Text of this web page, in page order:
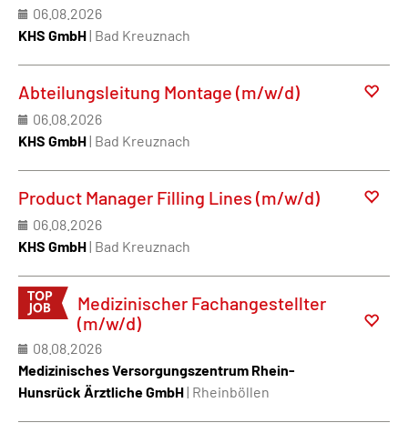
06.08.2026
KHS GmbH| Bad Kreuznach
Abteilungsleitung Montage (m/w/d)
06.08.2026
KHS GmbH| Bad Kreuznach
Product Manager Filling Lines (m/w/d)
06.08.2026
KHS GmbH| Bad Kreuznach
Medizinischer Fachangestellter
(m/w/d)
08.08.2026
Medizinisches Versorgungszentrum Rhein-
Hunsrück Ärztliche GmbH| Rheinböllen